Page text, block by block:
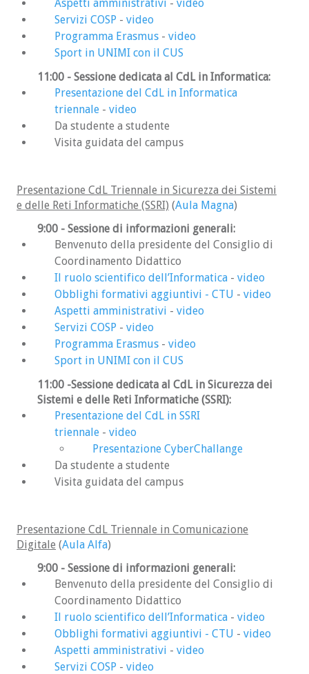
di coordinare alcuni aspetti dell’attività
didattica, per esempio per quanto riguarda i
test di ammissione e le attività di orientamento.
In Statale ci sono dieci facoltà e tra queste
laFacoltà di Scienze e Tecnologie.
Errori comuni
“Le vorrei chiedere come funziona il test di
ingresso al Politecnico” —> Dovete
una “Università di Informatica”, c’è un
Dipartimento di Informatica.
“Facoltà di Informatica” —> Non esiste una
"facoltà di Informatica" in Statale. C’è un
Dipartimento di Informatica.
“Corsi informatici” —> Forse si intende i
corsi di laurea erogati dal Dipartimento di
Informatica?
Aspetti amministrativi - video
Servizi COSP - video
Programma Erasmus - video
Sport in UNIMI con il CUS
11:00 - Sessione dedicata al CdL in Informatica:
Presentazione del CdL in Informatica
triennale - video
Da studente a studente
Visita guidata del campus
Presentazione CdL Triennale in Sicurezza dei Sistemi
e delle Reti Informatiche (SSRI) (Aula Magna)
9:00 - Sessione di informazioni generali:
Benvenuto della presidente del Consiglio di
Coordinamento Didattico
Il ruolo scientifico dell’Informatica - video
Obblighi formativi aggiuntivi - CTU - video
Aspetti amministrativi - video
Servizi COSP - video
Programma Erasmus - video
Sport in UNIMI con il CUS
11:00 -Sessione dedicata al CdL in Sicurezza dei
Sistemi e delle Reti Informatiche (SSRI):
Presentazione del CdL in SSRI
triennale - video
Presentazione CyberChallange
Da studente a studente
Visita guidata del campus
Presentazione CdL Triennale in Comunicazione
Digitale (Aula Alfa)
9:00 - Sessione di informazioni generali:
Benvenuto della presidente del Consiglio di
Coordinamento Didattico
Il ruolo scientifico dell’Informatica - video
Obblighi formativi aggiuntivi - CTU - video
Aspetti amministrativi - video
Servizi COSP - video